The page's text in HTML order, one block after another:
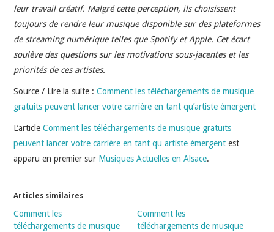
leur travail créatif. Malgré cette perception, ils choisissent
toujours de rendre leur musique disponible sur des plateformes
de streaming numérique telles que Spotify et Apple. Cet écart
soulève des questions sur les motivations sous-jacentes et les
priorités de ces artistes.
Source / Lire la suite :Comment les téléchargements de musique
gratuits peuvent lancer votre carrière en tant qu’artiste émergent
L’articleComment les téléchargements de musique gratuits
peuvent lancer votre carrière en tant qu artiste émergent est
apparu en premier sur Musiques Actuelles en Alsace.
Articles similaires
Comment les
téléchargements de musique
Comment les
téléchargements de musique